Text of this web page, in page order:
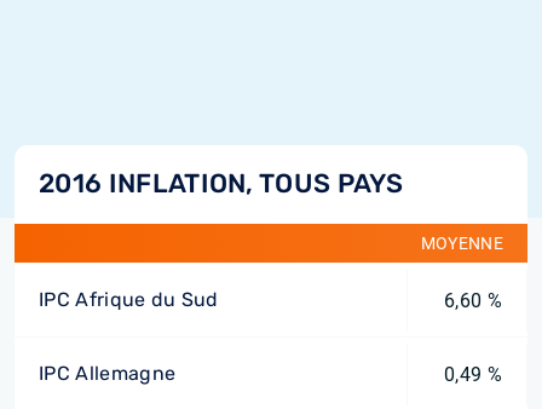
2016 INFLATION, TOUS PAYS
MOYENNE
IPC Afrique du Sud 6,60 %
IPC Allemagne 0,49 %